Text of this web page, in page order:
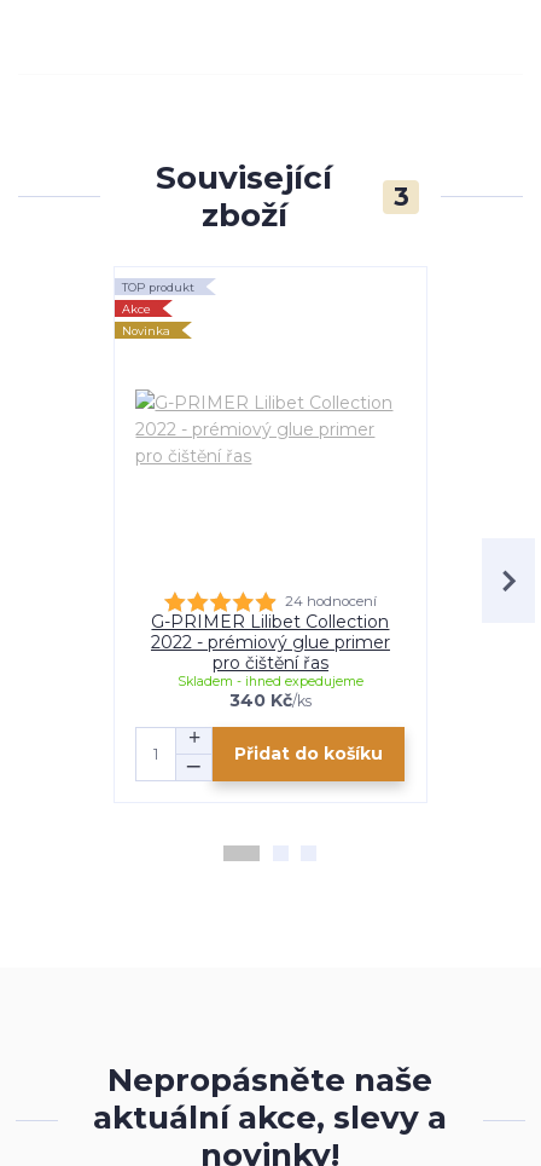
Související
zboží
3
TOP produkt
Akce
Novinka
24 hodnocení
G-PRIMER Lilibet Collection
2022 - prémiový glue primer
pro čištění řas
340 Kč/ks
Skladem - ihned expedujeme
Přidat do košíku
Nepropásněte naše
aktuální akce, slevy a
novinky!